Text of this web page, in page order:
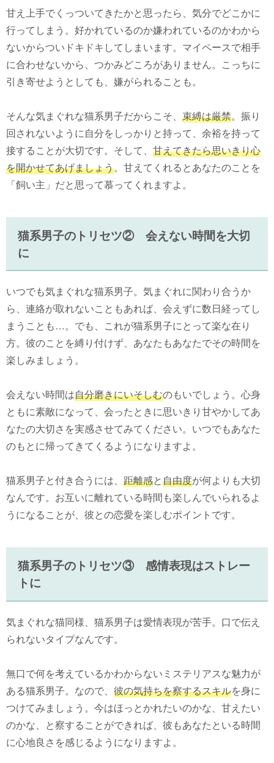
甘え上手でくっついてきたかと思ったら、気分でどこかに
行ってしまう。好かれているのか嫌われているのかわから
ないからついドキドキしてしまいます。マイペースで相手
に合わせないから、つかみどころがありません。こっちに
引き寄せようとしても、嫌がられることも。
そんな気まぐれな猫系男子だからこそ、 束縛は厳禁。振り
回されないように自分をしっかりと持って、余裕を持って
接することが大切です。そして、 甘えてきたら思いきり心
を開かせてあげましょう。甘えてくれるとあなたのことを
「飼い主」だと思って慕ってくれますよ。
猫系男子のトリセツ② 会えない時間を大切
に
いつでも気まぐれな猫系男子。気まぐれに関わり合うか
ら、連絡が取れないこともあれば、会えずに数日経ってし
まうことも…。でも、これが猫系男子にとって楽な在り
方。彼のことを縛り付けず、あなたもあなたでその時間を
楽しみましょう。
会えない時間は自分磨きにいそしむのもいでしょう。心身
ともに素敵になって、会ったときに思いきり甘やかしてあ
なたの大切さを実感させてみてください。いつでもあなた
のもとに帰ってきてくるようになりますよ。
猫系男子と付き合うには、 距離感と自由度が何よりも大切
なんです。お互いに離れている時間も楽しんでいられるよ
うになることが、彼との恋愛を楽しむポイントです。
猫系男子のトリセツ③ 感情表現はストレー
トに
気まぐれな猫同様、猫系男子は愛情表現が苦手。口で伝え
られないタイプなんです。
無口で何を考えているかわからないミステリアスな魅力が
ある猫系男子。なので、 彼の気持ちを察するスキルを身に
つけてみましょう。今はほっとかれたいのかな、甘えたい
のかな、と察することができれば、彼もあなたといる時間
に心地良さを感じるようになりますよ。